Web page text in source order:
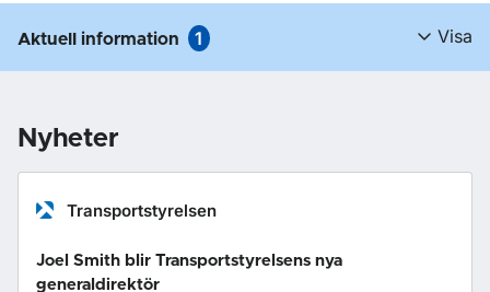
Aktuell information 1 Visa
Nyheter
Transportstyrelsen
Joel Smith blir Transportstyrelsens nya
generaldirektör